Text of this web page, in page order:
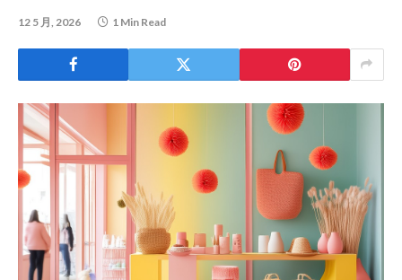
12 5 月, 2026 1 Min Read